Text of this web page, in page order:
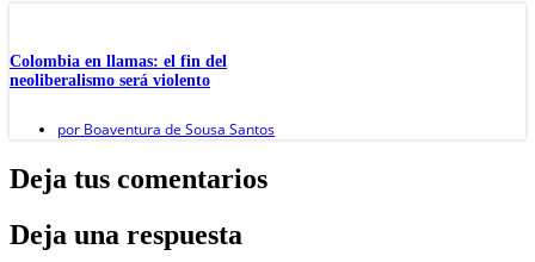
Colombia en llamas: el fin del
neoliberalismo será violento
por Boaventura de Sousa Santos
Deja tus comentarios
Deja una respuesta